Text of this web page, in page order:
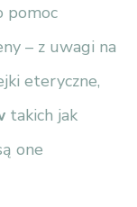
pomoc
– z uwagi na
eteryczne,
takich jak
one